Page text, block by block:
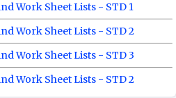
Work Sheet Lists - STD 1
Work Sheet Lists - STD 2
Work Sheet Lists - STD 3
Work Sheet Lists - STD 2